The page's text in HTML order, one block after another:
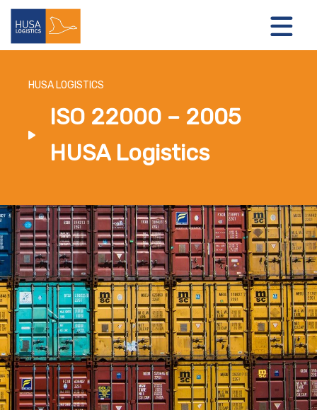
LOGISTIEKE OPLOSSINGEN
NIEUWS
CONTACT
HUSA LOGISTICS
ISO 22000 – 2005
HUSA Logistics